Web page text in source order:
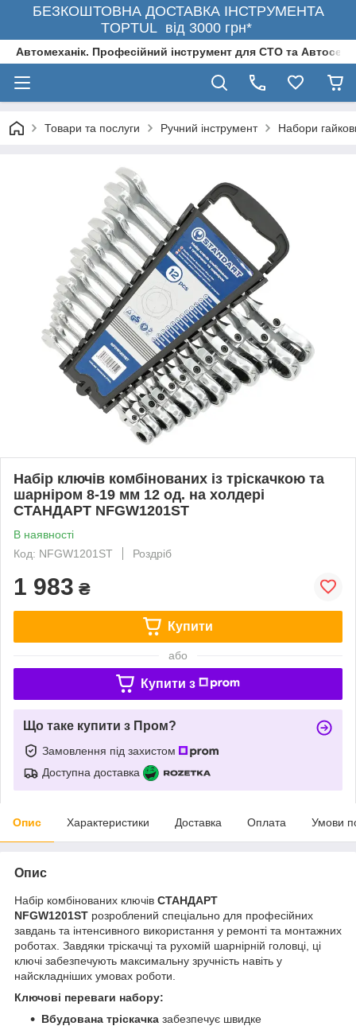
БЕЗКОШТОВНА ДОСТАВКА ІНСТРУМЕНТА
TOPTUL від 3000 грн*
Автомеханік. Професійний інструмент для СТО та
Товари та послуги Ручний інструмент Набори
Набір ключів комбінованих із тріскачкою та
шарніром 8-19 мм 12 од. на холдері
СТАНДАРТ NFGW1201ST
В наявності
Код: NFGW1201ST
Роздріб
1 983 ₴
Купити
або
Купити з
Що таке купити з Пром?
Замовлення під захистом
Доступна доставка
Опис Характеристики Доставка Оплата Умови
Опис
Набір комбінованих ключів СТАНДАРТ
NFGW1201ST розроблений спеціально для професійних
завдань та інтенсивного використання у ремонті та монтажних
роботах. Завдяки тріскачці та рухомій шарнірній головці, ці
ключі забезпечують максимальну зручність навіть у
найскладніших умовах роботи.
Ключові переваги набору:
Вбудована тріскачка забезпечує швидке